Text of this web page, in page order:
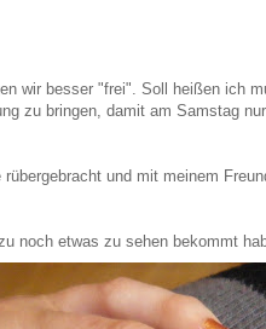
wir besser "frei". Soll heißen ich
zu bringen, damit am Samstag
und mit meinem
noch etwas zu sehen bekommt